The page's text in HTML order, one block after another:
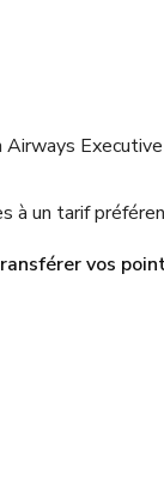
à un tarif
vos